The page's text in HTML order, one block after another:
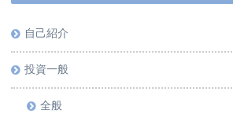
自己紹介
投資一般
全般